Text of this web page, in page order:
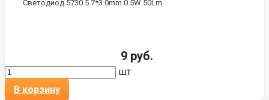
Светодиод 5730 5.7*3.0mm 0.5W 50Lm
9 руб.
шт
В корзину